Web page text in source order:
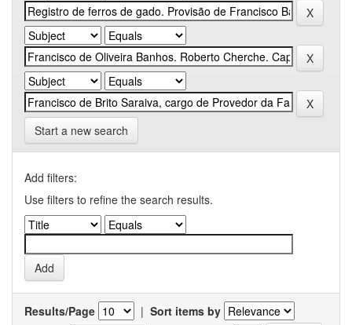
Start a new search
Add filters:
Use filters to refine the search results.
Results/Page | Sort items by